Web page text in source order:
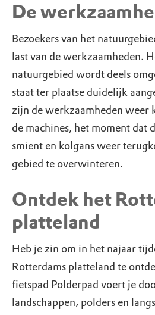
De
Bezoekers van het
last van de werkzaamheden.
natuurgebied wordt deels
staat ter plaatse duidelijk
zijn de werkzaamheden weer
de machines, het moment dat
smient en kolgans weer
gebied te overwinteren.
Ontdek het
platteland
Heb je zin om in het najaar
Rotterdams platteland te
fietspad Polderpad voert je
landschappen, polders en